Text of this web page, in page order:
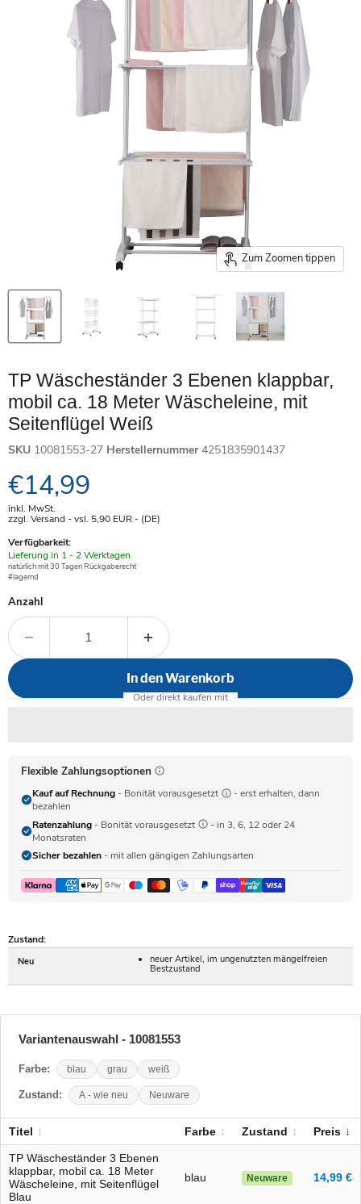
Zum Zoomen tippen
TP Wäscheständer 3 Ebenen klappbar,
mobil ca. 18 Meter Wäscheleine, mit
Seitenflügel Weiß
SKU 10081553-27 Herstellernummer 4251835901437
Aktueller Preis
€14,99
inkl. MwSt.
zzgl. Versand - vsl. 5,90 EUR- (DE)
Verfügbarkeit:
Verfügbar
-
Lieferung in 1 - 2 Werktagen
natürlich mit 30 Tagen Rückgaberecht
#lagernd
Anzahl
In den Warenkorb
Flexible Zahlungsoptionen
Kauf auf Rechnung - Bonität vorausgesetzt
- erst erhalten, dann
bezahlen
Ratenzahlung - Bonität vorausgesetzt
- in 3, 6, 12 oder 24
Monatsraten
Sicher bezahlen - mit allen gängigen Zahlungsarten
Zustand:
Neu
neuer Artikel, im ungenutzten mängelfreien
Bestzustand
Variantenauswahl - 10081553
Farbe: blau grau weiß
Zustand: A - wie neu Neuware
Titel Farbe Zustand Preis
TP Wäscheständer 3 Ebenen
klappbar, mobil ca. 18 Meter
Wäscheleine, mit Seitenflügel
Blau
blau Neuware 14,99 €